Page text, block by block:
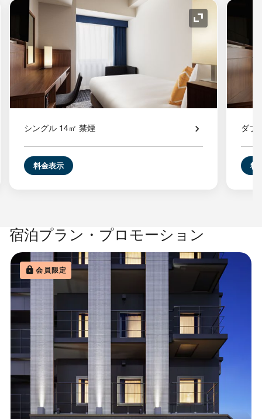
ンの拡大 アイコンの拡
シングル 14㎡ 禁煙
料金表示
ダブ
料
宿泊プラン・プロモーション
会員限定